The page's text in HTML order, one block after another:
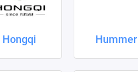
Hongqi Hummer